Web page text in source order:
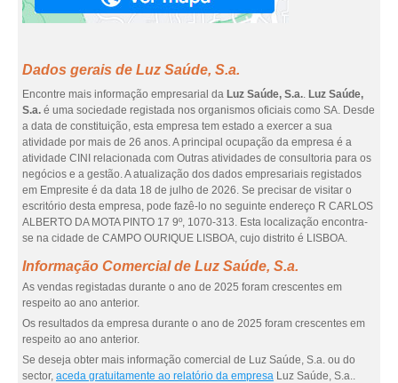
Dados gerais de Luz Saúde, S.a.
Encontre mais informação empresarial da Luz Saúde, S.a.. Luz Saúde,
S.a. é uma sociedade registada nos organismos oficiais como SA. Desde
a data de constituição, esta empresa tem estado a exercer a sua
atividade por mais de 26 anos. A principal ocupação da empresa é a
atividade CINI relacionada com Outras atividades de consultoria para os
negócios e a gestão. A atualização dos dados empresariais registados
em Empresite é da data 18 de julho de 2026. Se precisar de visitar o
escritório desta empresa, pode fazê-lo no seguinte endereço R CARLOS
ALBERTO DA MOTA PINTO 17 9º, 1070-313. Esta localização encontra-
se na cidade de CAMPO OURIQUE LISBOA, cujo distrito é LISBOA.
Informação Comercial de Luz Saúde, S.a.
As vendas registadas durante o ano de 2025 foram crescentes em
respeito ao ano anterior.
Os resultados da empresa durante o ano de 2025 foram crescentes em
respeito ao ano anterior.
Se deseja obter mais informação comercial de Luz Saúde, S.a. ou do
sector, aceda gratuitamente ao relatório da empresa Luz Saúde, S.a..